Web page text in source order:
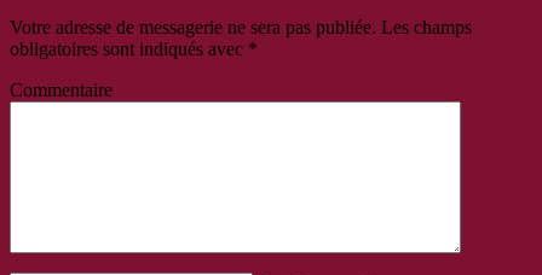
Votre adresse de messagerie ne sera pas publiée. Les champs
obligatoires sont indiqués avec *
Commentaire